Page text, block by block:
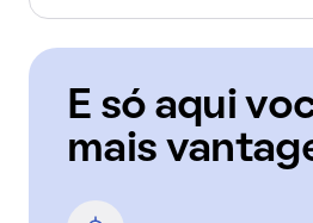
E só aqui
mais